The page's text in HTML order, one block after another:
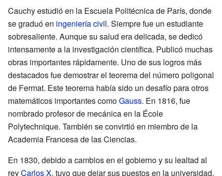
Cauchy estudió en la Escuela Politécnica de París, donde
se graduó en ingeniería civil. Siempre fue un estudiante
sobresaliente. Aunque su salud era delicada, se dedicó
intensamente a la investigación científica. Publicó muchas
obras importantes rápidamente. Uno de sus logros más
destacados fue demostrar el teorema del número poligonal
de Fermat. Este teorema había sido un desafío para otros
matemáticos importantes comoGauss. En 1816, fue
nombrado profesor de mecánica en la École
Polytechnique. También se convirtió en miembro de la
Academia Francesa de las Ciencias.
En 1830, debido a cambios en el gobierno y su lealtad al
reyCarlos X, tuvo que dejar sus puestos en la universidad.